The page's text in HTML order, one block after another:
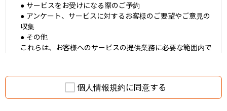
● サービスをお受けになる際のご予約
● アンケート、サービスに対するお客様のご要望やご意見の
収集
● その他
これらは、お客様へのサービスの提供業務に必要な範囲内で
えした目的の範囲内でのみ利用し、お客様に同意無くその範
囲を超えて利用しません。個人情報規約に同意する